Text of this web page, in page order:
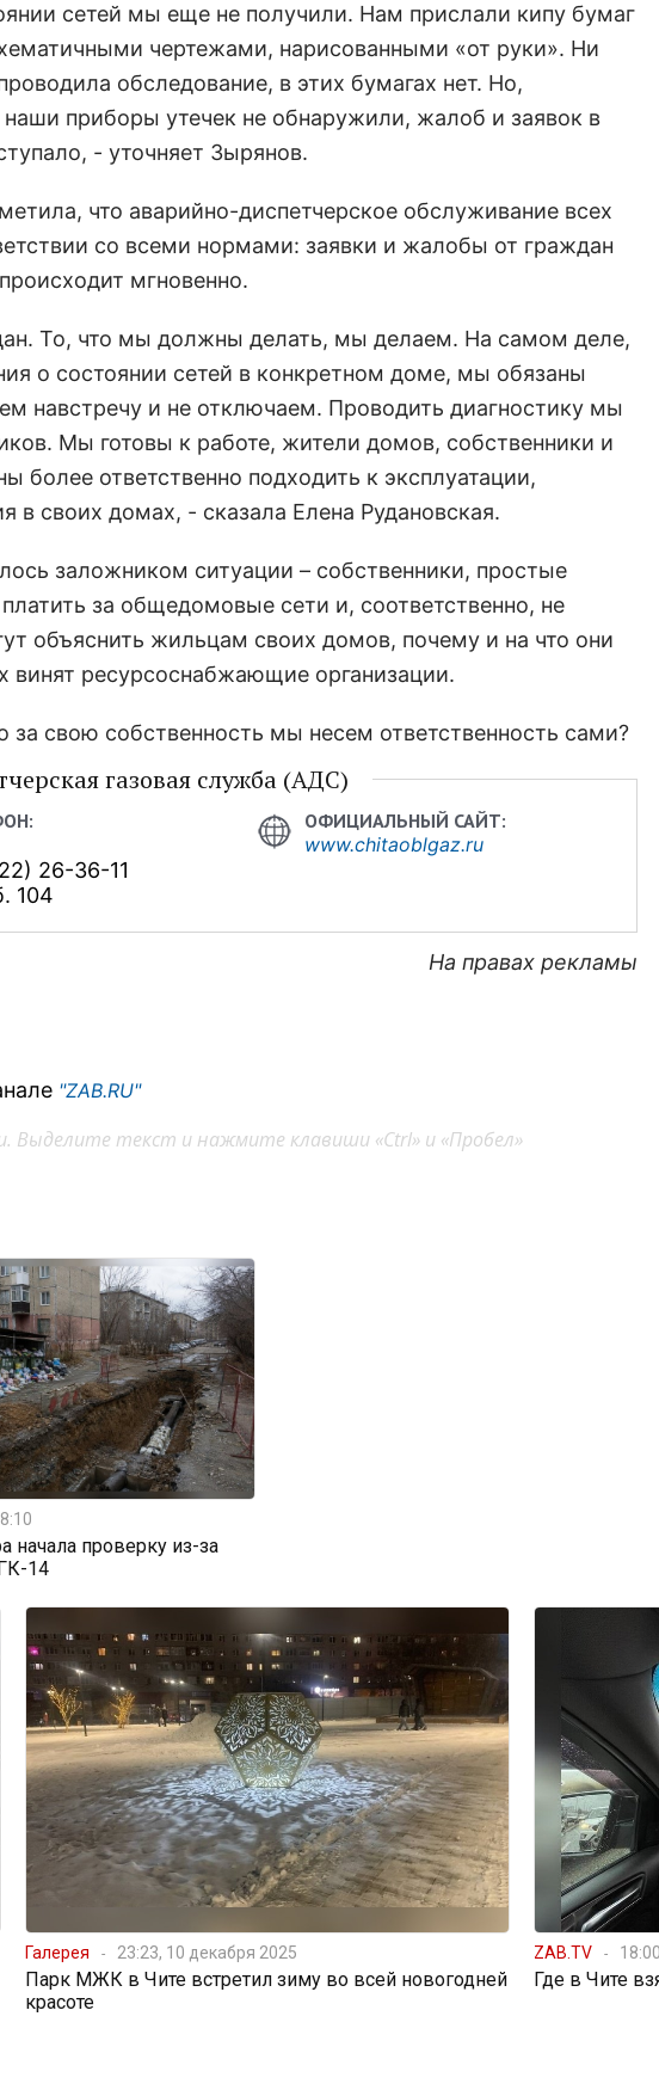
сетей мы еще не получили. Нам прислали кипу бумаг
чертежами, нарисованными «от руки». Ни
обследование, в этих бумагах нет. Но,
приборы утечек не обнаружили, жалоб и заявок в
- уточняет Зырянов.
что аварийно-диспетчерское обслуживание всех
со всеми нормами: заявки и жалобы от граждан
мгновенно.
То, что мы должны делать, мы делаем. На самом деле,
о состоянии сетей в конкретном доме, мы обязаны
навстречу и не отключаем. Проводить диагностику мы
Мы готовы к работе, жители домов, собственники и
ответственно подходить к эксплуатации,
своих домах, - сказала Елена Рудановская.
заложником ситуации – собственники, простые
за общедомовые сети и, соответственно, не
объяснить жильцам своих домов, почему и на что они
винят ресурсоснабжающие организации.
свою собственность мы несем ответственность сами?
газовая служба (АДС)
26-36-11
104
www.chitaoblgaz.ru
На правах рекламы
"ZAB.RU"
Выделите текст и нажмите клавиши «Ctrl» и «Пробел»
начала проверку из-за
14
Галерея 23:23, 10 декабря 2025
Парк МЖК в Чите встретил зиму во всей новогодней
красоте
ZAB.TV
Где в Чите